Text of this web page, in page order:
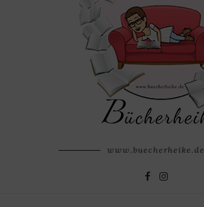
www.buecherheike.de